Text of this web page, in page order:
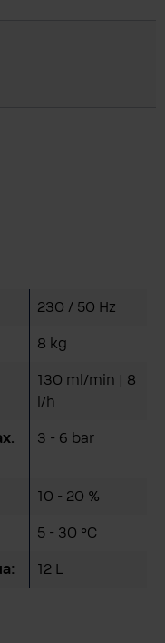
230 / 50 Hz
8 kg
130 ml/min | 8
l/h
3 - 6 bar
10 - 20 %
5 - 30 °C
12 L